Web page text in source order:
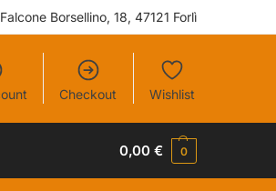
Borsellino, 18, 47121 Forlì
Checkout Wishlist
0,00€ 0